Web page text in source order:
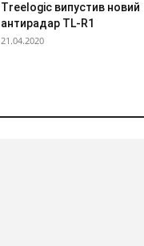
Treelogic випустив новий
антирадар TL-R1
21.04.2020